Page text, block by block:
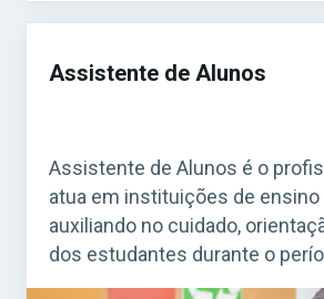
Assistente de Alunos
Assistente de Alunos é o
atua em instituições de ensino
auxiliando no cuidado,
dos estudantes durante o
Ele tem um papel importante